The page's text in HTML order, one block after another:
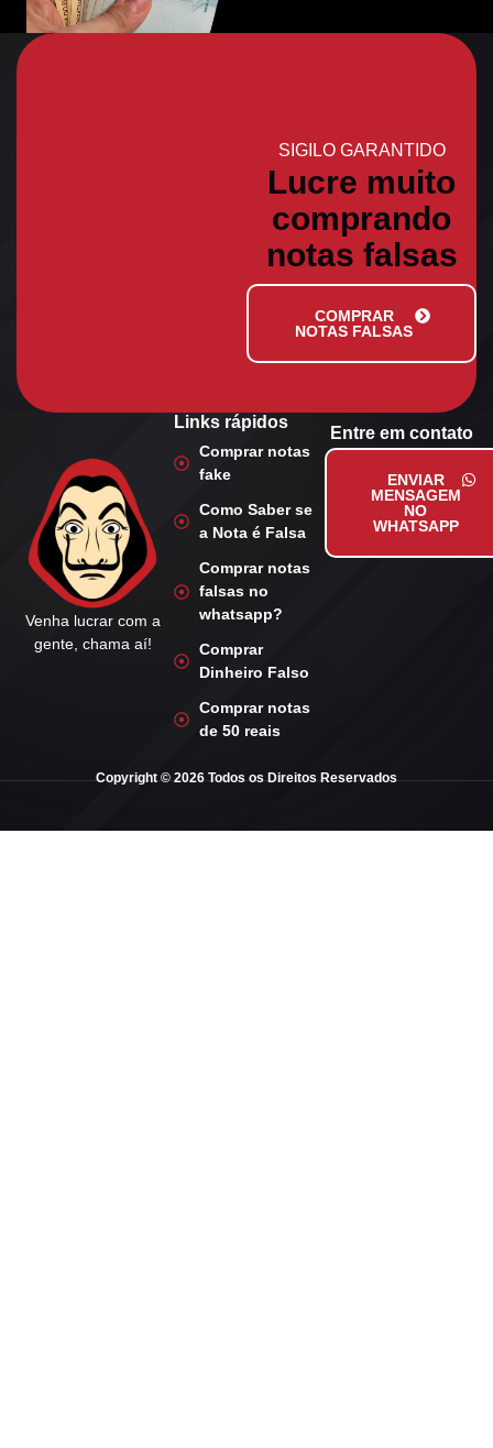
SIGILO GARANTIDO
Lucre muito
comprando
notas falsas
COMPRAR
NOTAS FALSAS
Venha lucrar com a
gente, chama aí!
Links rápidos
Comprar notas
fake
Como Saber se
a Nota é Falsa
Comprar notas
falsas no
whatsapp?
Comprar
Dinheiro Falso
Comprar notas
de 50 reais
Entre em contato
ENVIAR
MENSAGEM
NO
WHATSAPP
Copyright © 2026 Todos os Direitos Reservados